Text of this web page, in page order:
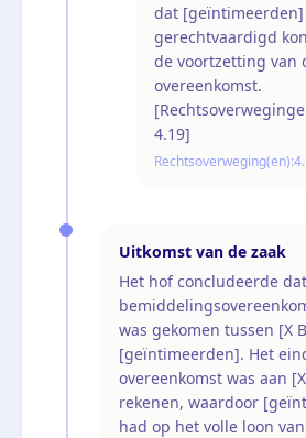
dat [geïntimeerden]
gerechtvaardigd
de voortzetting van
overeenkomst.
4.19]
Rechtsoverweging(en):
Uitkomst van de zaak
Het hof concludeerde
was gekomen tussen [X
[geïntimeerden]. Het
overeenkomst was aan
rekenen, waardoor
had op het volle loon